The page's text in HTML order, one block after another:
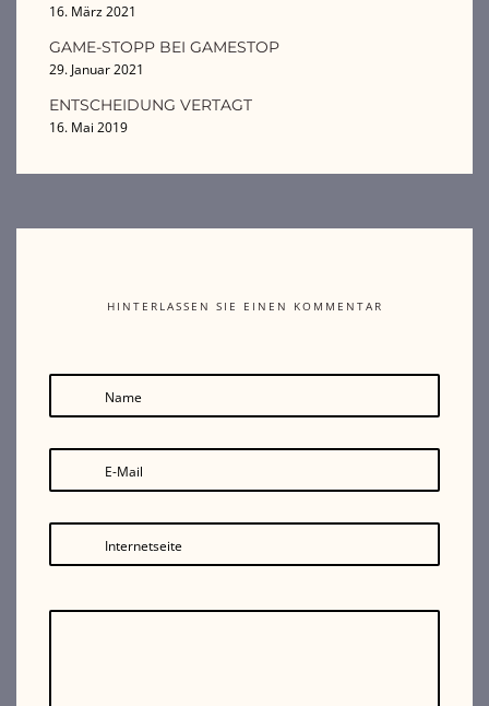
16. März 2021
GAME-STOPP BEI GAMESTOP
29. Januar 2021
ENTSCHEIDUNG VERTAGT
16. Mai 2019
HINTERLASSEN SIE EINEN KOMMENTAR
Name
E-Mail
Internetseite